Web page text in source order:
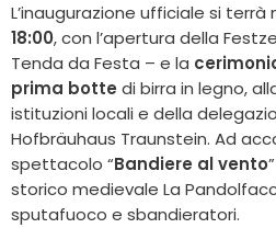
L’inaugurazione ufficiale si
18:00, con l’apertura della
Tenda da Festa – e la
prima botte di birra in legno,
istituzioni locali e della
Hofbräuhaus Traunstein. Ad
spettacolo “Bandiere al vento
storico medievale La
sputafuoco e sbandieratori.